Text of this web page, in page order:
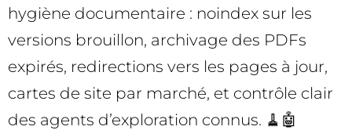
hygiène documentaire : noindex sur les
versions brouillon, archivage des PDFs
expirés, redirections vers les pages à jour,
cartes de site par marché, et contrôle clair
des agents d’exploration connus. 🧹🤖